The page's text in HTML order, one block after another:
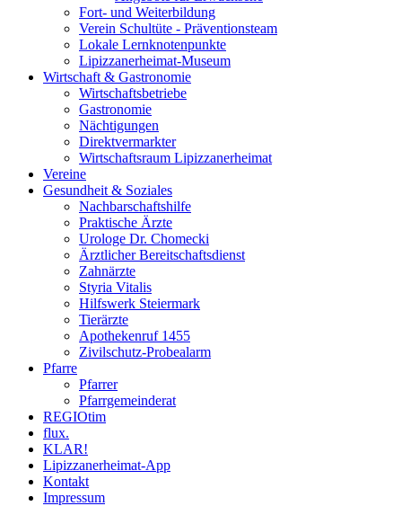
Fort- und Weiterbildung
Verein Schultüte - Präventionsteam
Lokale Lernknotenpunkte
Lipizzanerheimat-Museum
Wirtschaft & Gastronomie
Wirtschaftsbetriebe
Gastronomie
Nächtigungen
Direktvermarkter
Wirtschaftsraum Lipizzanerheimat
Vereine
Gesundheit & Soziales
Nachbarschaftshilfe
Praktische Ärzte
Urologe Dr. Chomecki
Ärztlicher Bereitschaftsdienst
Zahnärzte
Styria Vitalis
Hilfswerk Steiermark
Tierärzte
Apothekenruf 1455
Zivilschutz-Probealarm
Pfarre
Pfarrer
Pfarrgemeinderat
REGIOtim
flux.
KLAR!
Lipizzanerheimat-App
Kontakt
Impressum